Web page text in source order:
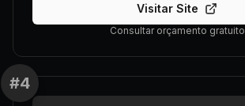
Visitar Site
Consultar orçamento gratuito
#4